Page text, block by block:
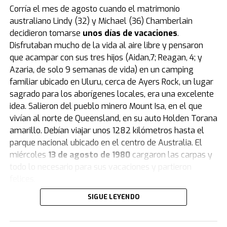
Rodrigo de Paul y Rihanna comparten su amor por el
accesorio furor (Foto: Inter Miami / Daily Mail)
Quién es el creador de las Labubus y por
qué tardaron tanto en convertirse en
furor
Fueron creadas originalmente por el artista
coreano Kasing Lung.Eran parte de un libro ilustrado y
Labubu era uno de Los Monstruos.
expectativa. Era un producto más de los que se sacaban
para el público infantojuvenil. Pop Mart, la empresa
Corría el mes de agosto cuando el matrimonio
australiano Lindy (32) y Michael (36) Chamberlain
decidieron tomarse unos días de vacaciones.
Disfrutaban mucho de la vida al aire libre y pensaron
que acampar con sus tres hijos (Aidan,7; Reagan, 4; y
Azaria, de solo 9 semanas de vida) en un camping
familiar ubicado en Uluru, cerca de Ayers Rock, un lugar
sagrado para los aborígenes locales, era una excelente
idea. Salieron del pueblo minero Mount Isa, en el que
vivían al norte de Queensland, en su auto Holden Torana
amarillo. Debían viajar unos 1282 kilómetros hasta el
parque nacional ubicado en el centro de Australia. El
miércoles 13 de agosto de 1980cargaron las carpas y
De haber sabido que abrir la puerta de su casa esa
SIGUE LEYENDO